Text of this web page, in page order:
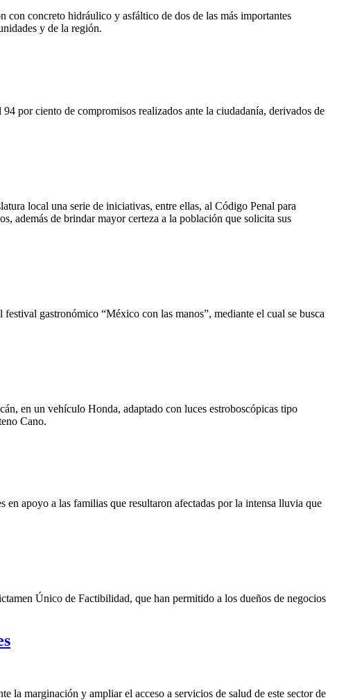
concreto hidráulico y asfáltico de dos de las más importantes
y de la región.
por ciento de compromisos realizados ante la ciudadanía, derivados de
local una serie de iniciativas, entre ellas, al Código Penal para
además de brindar mayor certeza a la población que solicita sus
gastronómico “México con las manos”, mediante el cual se busca
en un vehículo Honda, adaptado con luces estroboscópicas tipo
Cano.
apoyo a las familias que resultaron afectadas por la intensa lluvia que
Único de Factibilidad, que han permitido a los dueños de negocios
la marginación y ampliar el acceso a servicios de salud de este sector de